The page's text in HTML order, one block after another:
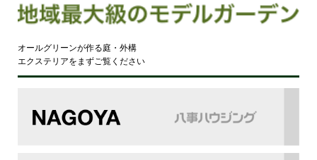
オールグリーンが作る庭・外構
エクステリアをまずご覧ください